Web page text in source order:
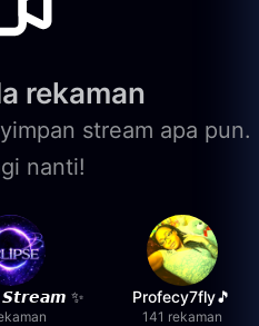
rekaman
stream apa pun.
nanti!
𝙎𝙩𝙧𝙚𝙖𝙢 ✨ Profecy7fly🎵
141 rekaman